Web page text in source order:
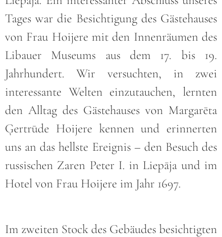
Tages war die Besichtigung des Gästehauses
von Frau Hoijere mit den Innenräumen des
Libauer Museums aus dem 17. bis 19.
Jahrhundert. Wir versuchten, in zwei
interessante Welten einzutauchen, lernten
den Alltag des Gästehauses von Margarēta
Ģertrūde Hoijere kennen und erinnerten
uns an das hellste Ereignis – den Besuch des
russischen Zaren Peter I. in Liepāja und im
Hotel von Frau Hoijere im Jahr 1697.
Im zweiten Stock des Gebäudes besichtigten